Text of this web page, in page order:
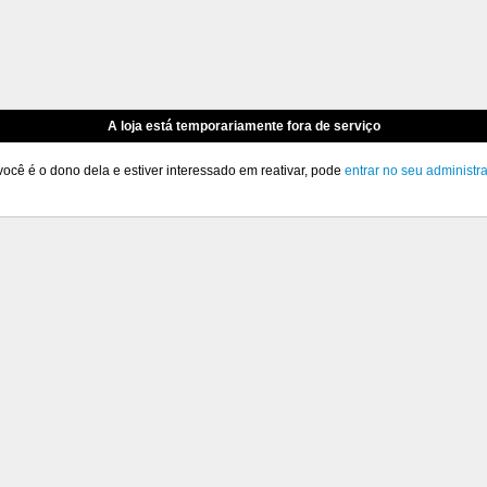
A loja está temporariamente fora de serviço
é o dono dela e estiver interessado em reativar, pode entrar no seu